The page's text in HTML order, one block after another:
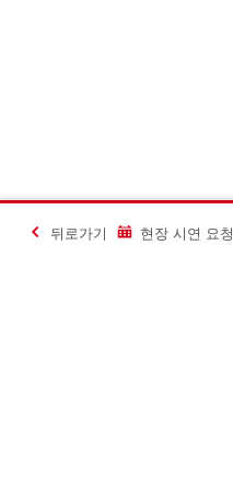
뒤로가기 현장 시연 요청